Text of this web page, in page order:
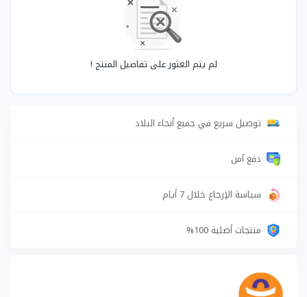
لم يتم العثور على تفاصيل المنتج !
توصيل سريع في جميع أنحاء البلاد
دفع آمن
سياسة الإرجاع خلال 7 أيام
منتجات أصلية 100%